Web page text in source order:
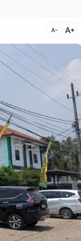
text_decrease text_increase